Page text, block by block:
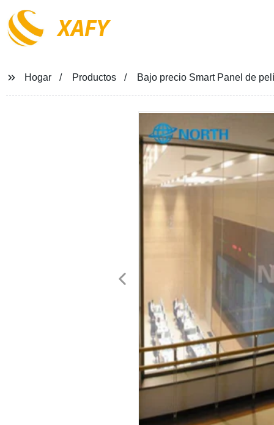
XAFY
Hogar Productos Bajo precio Smart Panel de